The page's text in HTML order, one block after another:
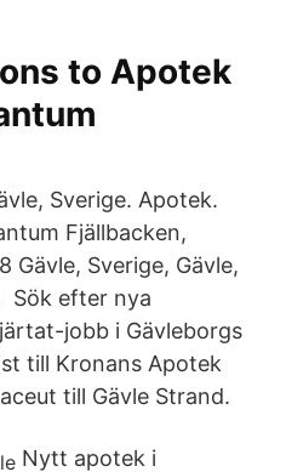
to Apotek
Sverige. Apotek.
Fjällbacken,
Gävle, Sverige, Gävle,
Sök efter nya
jobb i Gävleborgs
till Kronans Apotek
till Gävle Strand.
Nytt apotek i